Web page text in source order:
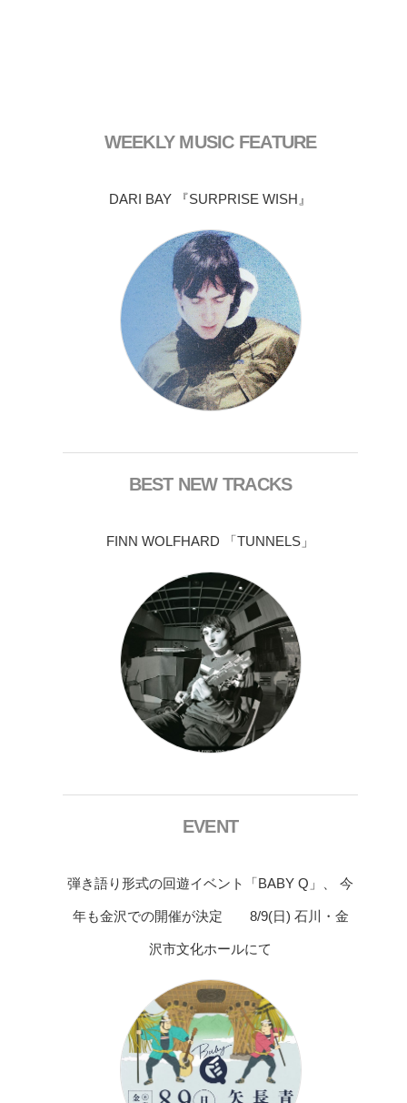
WEEKLY MUSIC FEATURE
DARI BAY 『SURPRISE WISH』
BEST NEW TRACKS
FINN WOLFHARD 「TUNNELS」
EVENT
弾き語り形式の回遊イベント「BABY Q」、 今
年も金沢での開催が決定 8/9(日) 石川・金
沢市文化ホールにて